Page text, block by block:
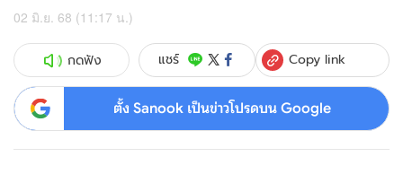
02 มิ.ย. 68 (11:17 น.)
กดฟัง แชร์ Copy link
ตั้ง Sanook เป็นข่าวโปรดบน Google